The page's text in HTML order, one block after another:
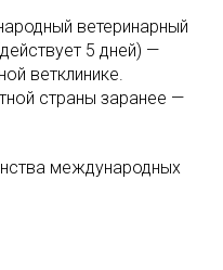
ветеринарный
5 дней) —
ветклинике.
страны заранее —
международных